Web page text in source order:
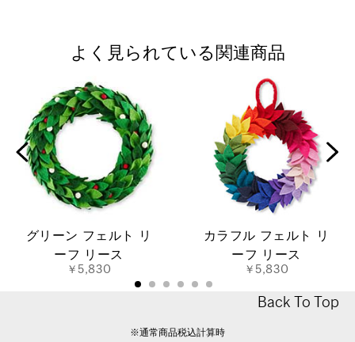
よく見られている関連商品
グリーン フェルト リ
ーフ リース
￥5,830
カラフル フェルト リ
ーフ リース
￥5,830
Back To Top
※通常商品税込計算時